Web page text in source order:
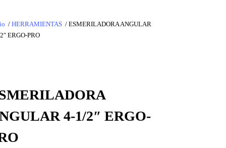
/ HERRAMIENTAS / ESMERILADORA ANGULAR
ERGO-PRO
4-1/2″ ERGO-